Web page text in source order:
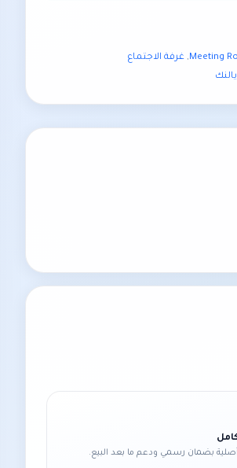
Meeting
, غرفة الاجتماع
يالنك
بضمان رسمي ودعم ما بعد البيع.